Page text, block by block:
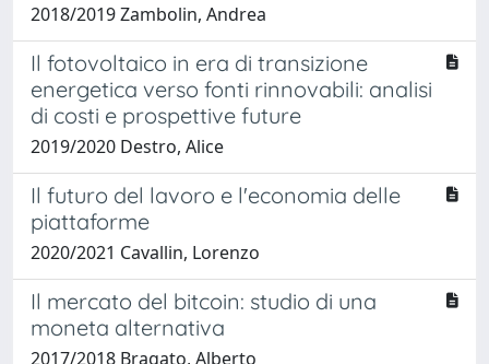
2018/2019 Zambolin, Andrea
Il fotovoltaico in era di transizione
energetica verso fonti rinnovabili: analisi
di costi e prospettive future
2019/2020 Destro, Alice
Il futuro del lavoro e l'economia delle
piattaforme
2020/2021 Cavallin, Lorenzo
Il mercato del bitcoin: studio di una
moneta alternativa
2017/2018 Bragato, Alberto